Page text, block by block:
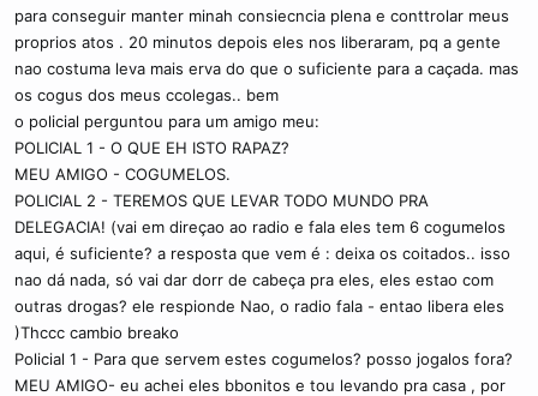
para conseguir manter minah consiecncia plena e conttrolar meus
proprios atos . 20 minutos depois eles nos liberaram, pq a gente
nao costuma leva mais erva do que o suficiente para a caçada. mas
os cogus dos meus ccolegas.. bem
o policial perguntou para um amigo meu:
POLICIAL 1 - O QUE EH ISTO RAPAZ?
MEU AMIGO - COGUMELOS.
POLICIAL 2 - TEREMOS QUE LEVAR TODO MUNDO PRA
DELEGACIA! (vai em direçao ao radio e fala eles tem 6 cogumelos
aqui, é suficiente? a resposta que vem é : deixa os coitados.. isso
nao dá nada, só vai dar dorr de cabeça pra eles, eles estao com
outras drogas? ele respionde Nao, o radio fala - entao libera eles
)Thccc cambio breako
Policial 1 - Para que servem estes cogumelos? posso jogalos fora?
MEU AMIGO- eu achei eles bbonitos e tou levando pra casa , por